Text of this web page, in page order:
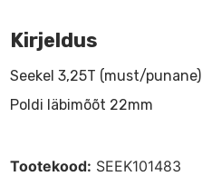
Kirjeldus
Seekel 3,25T (must/punane)
Poldi läbimõõt 22mm
Tootekood: SEEK101483